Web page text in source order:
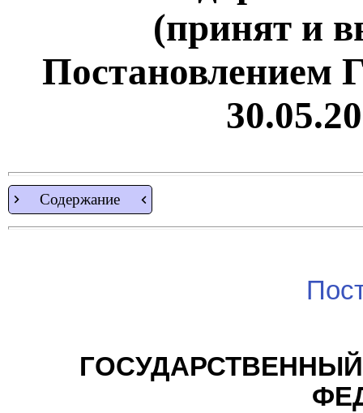
(принят и
Постановлением
Содержание